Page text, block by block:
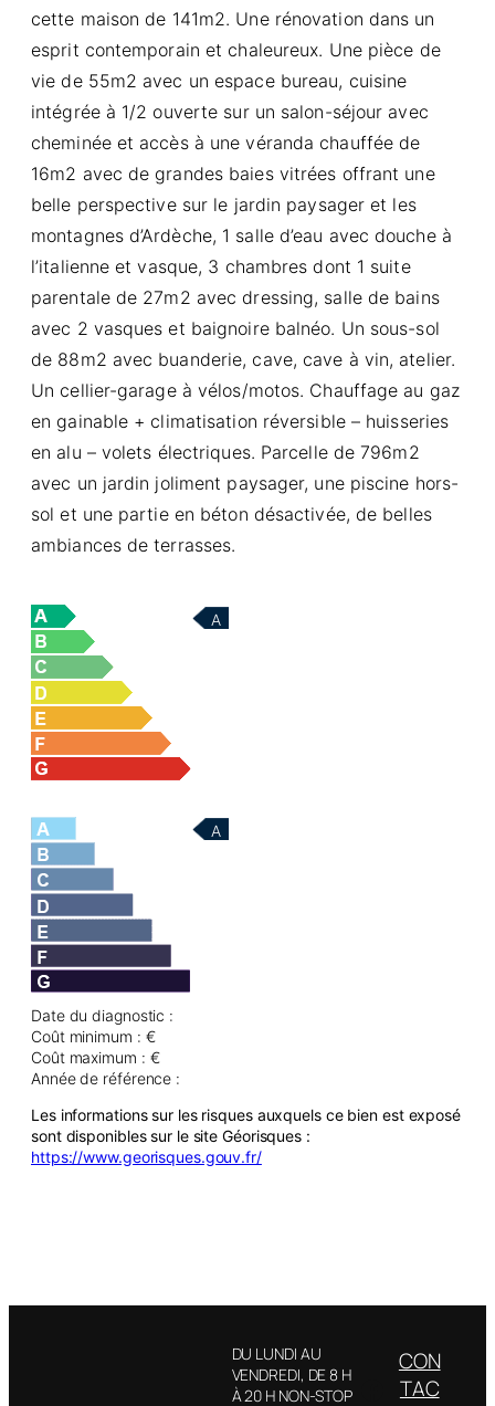
cette maison de 141m2. Une rénovation dans un
esprit contemporain et chaleureux. Une pièce de
vie de 55m2 avec un espace bureau, cuisine
intégrée à 1/2 ouverte sur un salon-séjour avec
cheminée et accès à une véranda chauffée de
16m2 avec de grandes baies vitrées offrant une
belle perspective sur le jardin paysager et les
montagnes d’Ardèche, 1 salle d’eau avec douche à
l’italienne et vasque, 3 chambres dont 1 suite
parentale de 27m2 avec dressing, salle de bains
avec 2 vasques et baignoire balnéo. Un sous-sol
de 88m2 avec buanderie, cave, cave à vin, atelier.
Un cellier-garage à vélos/motos. Chauffage au gaz
en gainable + climatisation réversible – huisseries
en alu – volets électriques. Parcelle de 796m2
avec un jardin joliment paysager, une piscine hors-
sol et une partie en béton désactivée, de belles
ambiances de terrasses.
A
A
Date du diagnostic :
Coût minimum : €
Coût maximum : €
Année de référence :
Les informations sur les risques auxquels ce bien est exposé
sont disponibles sur le site Géorisques :
https://www.georisques.gouv.fr/
DU LUNDI AU
VENDREDI, DE 8 H
À 20 H NON-STOP
Facebook
CON
TAC